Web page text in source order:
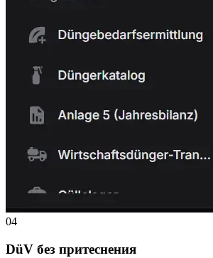
04
DüV без притеснения